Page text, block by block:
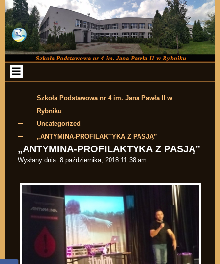
Przejdź do zawartości
Szkoła Podstawowa nr 4 im. Jana Pawła II w
Rybniku
Uncategorized
„ANTYMINA-PROFILAKTYKA Z PASJĄ”
„ANTYMINA-PROFILAKTYKA Z PASJĄ”
Wysłany dnia: 8 października, 2018 11:38 am